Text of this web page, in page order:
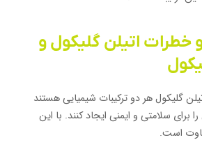
خطرات اتیلن گلیکول و
گلیکول هر دو ترکیبات شیمیایی هستند
برای سلامتی و ایمنی ایجاد کنند. با این
است.